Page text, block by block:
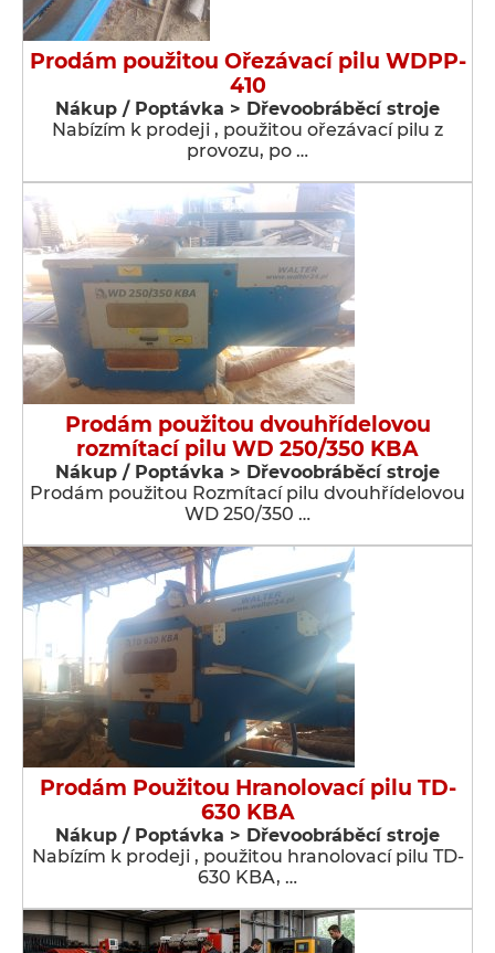
Prodám použitou Ořezávací pilu WDPP-
410
Nákup / Poptávka > Dřevoobráběcí stroje
Nabízím k prodeji , použitou ořezávací pilu z
provozu, po …
Prodám použitou dvouhřídelovou
rozmítací pilu WD 250/350 KBA
Nákup / Poptávka > Dřevoobráběcí stroje
Prodám použitou Rozmítací pilu dvouhřídelovou
WD 250/350 …
Prodám Použitou Hranolovací pilu TD-
630 KBA
Nákup / Poptávka > Dřevoobráběcí stroje
Nabízím k prodeji , použitou hranolovací pilu TD-
630 KBA, …